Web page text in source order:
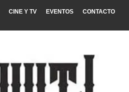
CINE Y TV EVENTOS CONTACTO